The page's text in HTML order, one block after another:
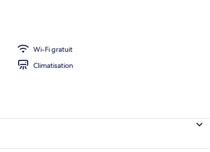
Wi-Fi gratuit
Climatisation